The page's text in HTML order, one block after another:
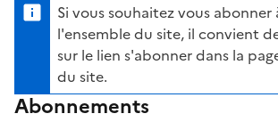
Si vous souhaitez vous abonner
l'ensemble du site, il convient
sur le lien s'abonner dans la
du site.
Abonnements